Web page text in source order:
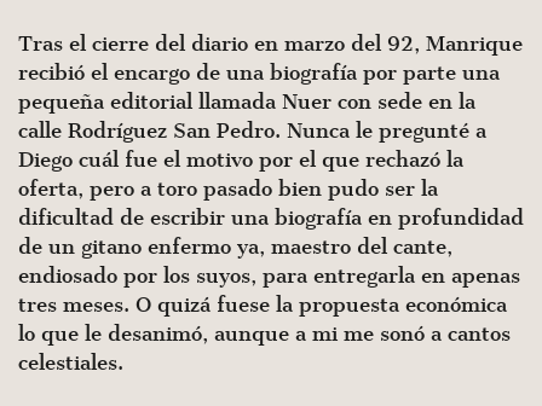
Tras el cierre del diario en marzo del 92, Manrique
recibió el encargo de una biografía por parte una
pequeña editorial llamada Nuer con sede en la
calle Rodríguez San Pedro. Nunca le pregunté a
Diego cuál fue el motivo por el que rechazó la
oferta, pero a toro pasado bien pudo ser la
dificultad de escribir una biografía en profundidad
de un gitano enfermo ya, maestro del cante,
endiosado por los suyos, para entregarla en apenas
tres meses. O quizá fuese la propuesta económica
lo que le desanimó, aunque a mi me sonó a cantos
celestiales.